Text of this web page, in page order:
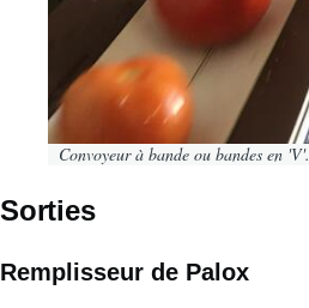
Convoyeur à bande ou bandes en 'V'.
Sorties
Remplisseur de Palox